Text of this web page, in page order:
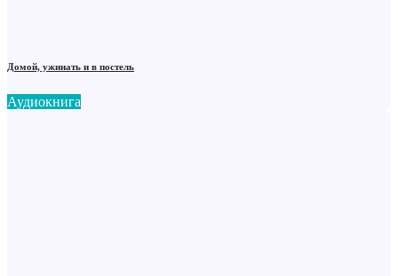
Домой, ужинать и в постель
Аудиокнига